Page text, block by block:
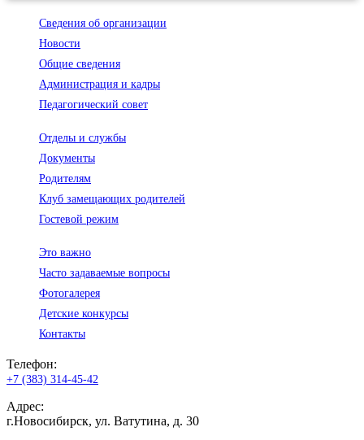
Сведения об организации
Новости
Общие сведения
Администрация и кадры
Педагогический совет
Отделы и службы
Документы
Родителям
Клуб замещающих родителей
Гостевой режим
Это важно
Часто задаваемые вопросы
Фотогалерея
Детские конкурсы
Контакты
Телефон:
+7 (383) 314-45-42
Адрес:
г.Новосибирск, ул. Ватутина, д. 30